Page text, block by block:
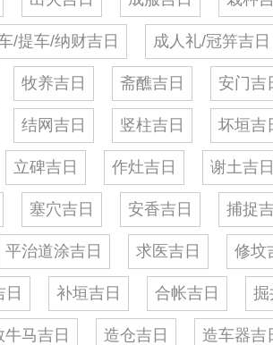
/提车/纳财吉日 成人礼/冠笄吉日
牧养吉日 斋醮吉日 安门吉
结网吉日 竖柱吉日 坏垣吉
立碑吉日 作灶吉日 谢土吉日
塞穴吉日 安香吉日 捕捉
平治道涂吉日 求医吉日 修坟
日 补垣吉日 合帐吉日 掘
牛马吉日 造仓吉日 造车器吉